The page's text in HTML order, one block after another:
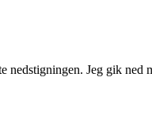
Jeg gik ned